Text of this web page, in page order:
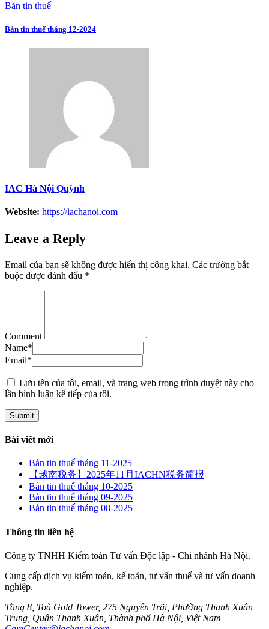
Bản tin thuế
Bản tin thuế tháng 12-2024
IAC Hà Nội Quỳnh
Website: https://iachanoi.com
Leave a Reply
Email của bạn sẽ không được hiển thị công khai. Các trường bắt
buộc được đánh dấu *
Comment
Name*
Email*
Lưu tên của tôi, email, và trang web trong trình duyệt này cho
lần bình luận kế tiếp của tôi.
Bài viết mới
Bản tin thuế tháng 11-2025
【越南税务】2025年11月IACHN税务简报
Bản tin thuế tháng 10-2025
Bản tin thuế tháng 09-2025
Bản tin thuế tháng 08-2025
Thông tin liên hệ
Công ty TNHH Kiểm toán Tư vấn Độc lập - Chi nhánh Hà Nội.
Cung cấp dịch vụ kiểm toán, kế toán, tư vấn thuế và tư vấn doanh
nghiệp.
Tầng 8, Toà Gold Tower, 275 Nguyễn Trãi, Phường Thanh Xuân
Trung, Quận Thanh Xuân, Thành phố Hà Nội, Việt Nam